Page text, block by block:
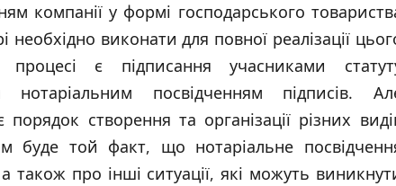
компанії у формі господарського
виконати для повної реалізації
є підписання учасниками
посвідченням підписів.
створення та організації різних
буде той факт, що нотаріальне
про інші ситуації, які можуть